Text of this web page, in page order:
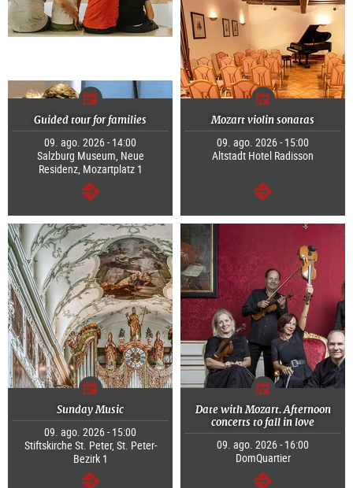
Guided tour for families
09. ago. 2026 - 14:00
Salzburg Museum, Neue
Residenz, Mozartplatz 1
segue
Mozart violin sonatas
09. ago. 2026 - 15:00
Altstadt Hotel Radisson
segue
Sunday Music
09. ago. 2026 - 15:00
Stiftskirche St. Peter, St. Peter-
Bezirk 1
Date with Mozart. Afternoon
concerts to fall in love
09. ago. 2026 - 16:00
DomQuartier